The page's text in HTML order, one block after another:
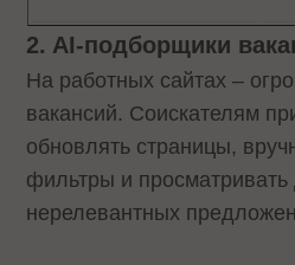
2. AI-подборщики
На работных сайтах –
вакансий. Соискателям
обновлять страницы,
фильтры и просматривать
нерелевантных